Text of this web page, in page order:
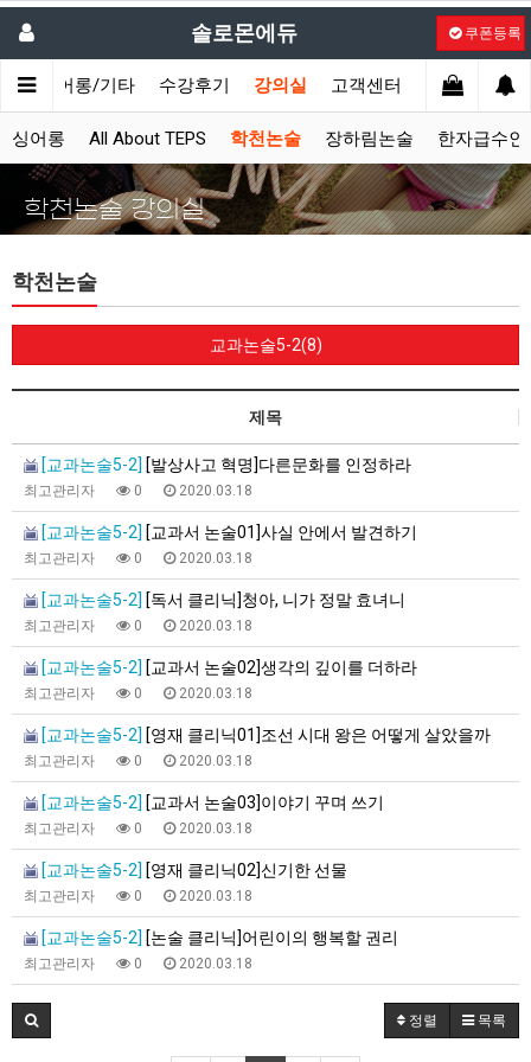
솔로몬에듀 쿠폰등록
싱어롱/기타 수강후기 강의실 고객센터
싱어롱 All About TEPS 학천논술 장하림논술 한자급수인
학천논술 강의실
학천논술
교과논술5-2(8)
제목
[교과논술5-2] [발상사고 혁명]다른문화를 인정하라
최고관리자 0 2020.03.18
[교과논술5-2] [교과서 논술01]사실 안에서 발견하기
최고관리자 0 2020.03.18
[교과논술5-2] [독서 클리닉]청아, 니가 정말 효녀니
최고관리자 0 2020.03.18
[교과논술5-2] [교과서 논술02]생각의 깊이를 더하라
최고관리자 0 2020.03.18
[교과논술5-2] [영재 클리닉01]조선 시대 왕은 어떻게 살았을까
최고관리자 0 2020.03.18
[교과논술5-2] [교과서 논술03]이야기 꾸며 쓰기
최고관리자 0 2020.03.18
[교과논술5-2] [영재 클리닉02]신기한 선물
최고관리자 0 2020.03.18
[교과논술5-2] [논술 클리닉]어린이의 행복할 권리
최고관리자 0 2020.03.18
정렬 목록